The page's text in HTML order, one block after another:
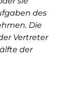
des
Die
Vertreter
der